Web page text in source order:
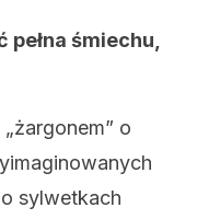
śmiechu,
o
sylwetkach